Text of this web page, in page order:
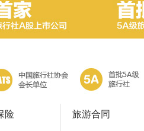
险 旅游合同